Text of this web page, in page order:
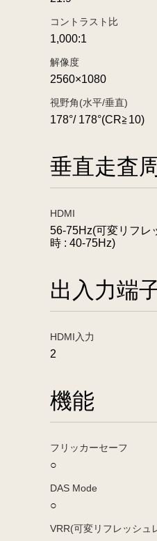
コントラスト比
1,000:1
解像度
2560×1080
視野角(水平/垂直)
178°/ 178°(CR≧10)
垂直走査
HDMI
56-75Hz(可変リフレ
時 : 40-75Hz)
出入力端
HDMI入力
2
機能
フリッカーセーフ
○
DAS Mode
○
VRR(可変リフレッシュ